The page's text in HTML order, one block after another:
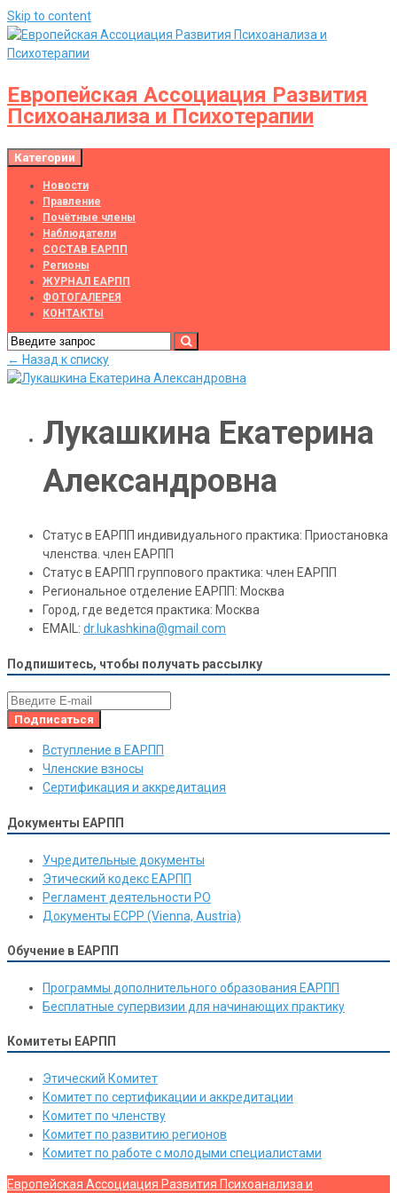
Skip to content
Европейская Ассоциация Развития
Психоанализа и Психотерапии
Категории
Новости
Правление
Почётные члены
Наблюдатели
СОСТАВ ЕАРПП
Регионы
ЖУРНАЛ ЕАРПП
ФОТОГАЛЕРЕЯ
КОНТАКТЫ
← Назад к списку
Лукашкина Екатерина
Александровна
Статус в ЕАРПП индивидуального практика: Приостановка
членства. член ЕАРПП
Статус в ЕАРПП группового практика: член ЕАРПП
Региональное отделение ЕАРПП: Москва
Город, где ведется практика: Москва
EMAIL: dr.lukashkina@gmail.com
Подпишитесь, чтобы получать рассылку
Вступление в ЕАРПП
Членские взносы
Сертификация и аккредитация
Документы ЕАРПП
Учредительные документы
Этический кодекс ЕАРПП
Регламент деятельности РО
Документы ЕСРР (Vienna, Austria)
Обучение в ЕАРПП
Программы дополнительного образования ЕАРПП
Бесплатные супервизии для начинающих практику
Комитеты ЕАРПП
Этический Комитет
Комитет по сертификации и аккредитации
Комитет по членству
Комитет по развитию регионов
Комитет по работе с молодыми специалистами
Европейская Ассоциация Развития Психоанализа и